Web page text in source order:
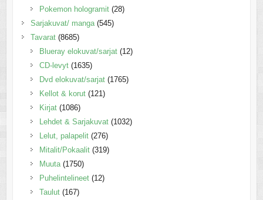
Pokemon hologramit (28)
Sarjakuvat/ manga (545)
Tavarat (8685)
Blueray elokuvat/sarjat (12)
CD-levyt (1635)
Dvd elokuvat/sarjat (1765)
Kellot & korut (121)
Kirjat (1086)
Lehdet & Sarjakuvat (1032)
Lelut, palapelit (276)
Mitalit/Pokaalit (319)
Muuta (1750)
Puhelintelineet (12)
Taulut (167)